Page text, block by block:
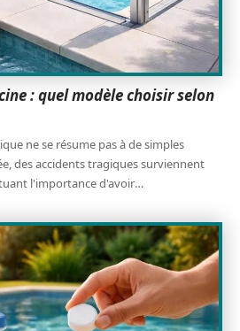
: quel modèle choisir selon
ne se résume pas à de simples
des accidents tragiques surviennent
l'importance d'avoir…